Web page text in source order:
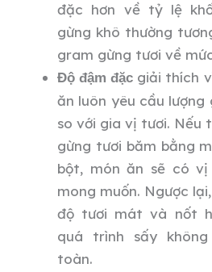
đặc hơn về tỷ lệ
gừng khô thường
gram gừng tươi về
Độ đậm đặc giải thích
ăn luôn yêu cầu
so với gia vị tươi. Nếu
gừng tươi băm bằng
bột, món ăn sẽ có
mong muốn. Ngược
độ tươi mát và nốt
quá trình sấy
toàn.